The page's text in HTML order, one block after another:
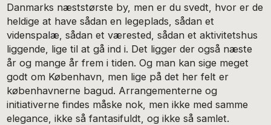
Danmarks næststørste by, men er du svedt, hvor er de
heldige at have sådan en legeplads, sådan et
videnspalæ, sådan et værested, sådan et aktivitetshus
liggende, lige til at gå ind i. Det ligger der også næste
år og mange år frem i tiden. Og man kan sige meget
godt om København, men lige på det her felt er
københavnerne bagud. Arrangementerne og
initiativerne findes måske nok, men ikke med samme
elegance, ikke så fantasifuldt, og ikke så samlet.